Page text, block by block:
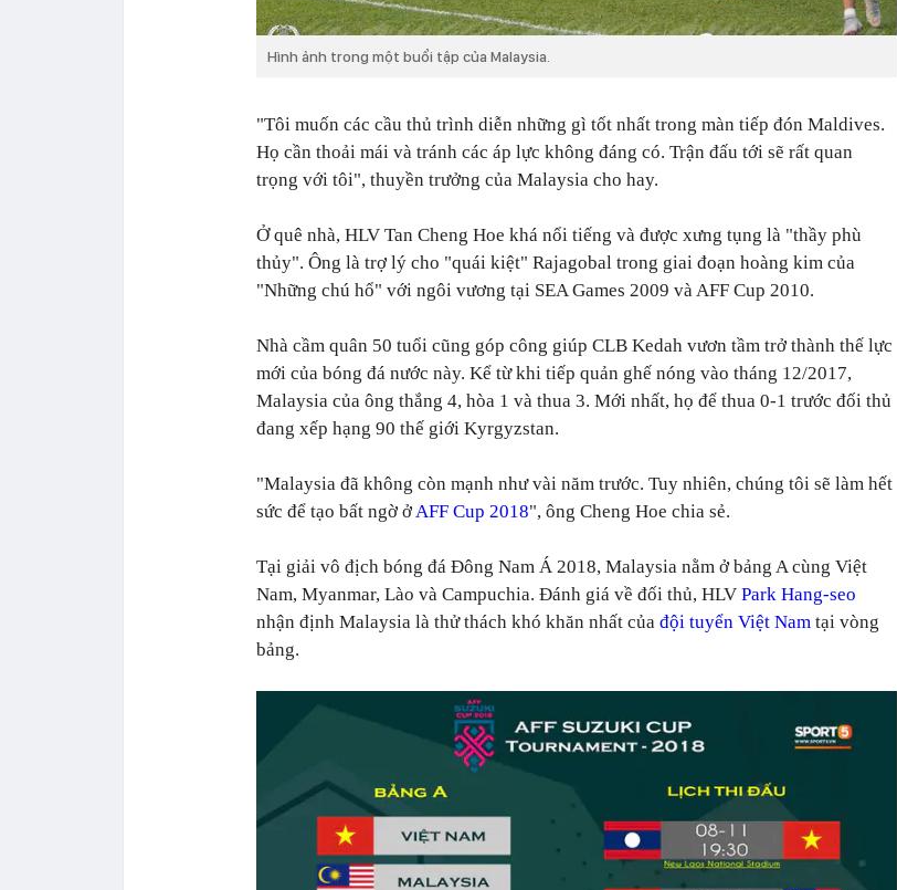
Hình ảnh trong một buổi tập của Malaysia.
"Tôi muốn các cầu thủ trình diễn những gì tốt nhất trong màn tiếp đón Maldives.
Họ cần thoải mái và tránh các áp lực không đáng có. Trận đấu tới sẽ rất quan
trọng với tôi", thuyền trưởng của Malaysia cho hay.
Ở quê nhà, HLV Tan Cheng Hoe khá nổi tiếng và được xưng tụng là "thầy phù
thủy". Ông là trợ lý cho "quái kiệt" Rajagobal trong giai đoạn hoàng kim của
"Những chú hổ" với ngôi vương tại SEA Games 2009 và AFF Cup 2010.
Nhà cầm quân 50 tuổi cũng góp công giúp CLB Kedah vươn tầm trở thành thế lực
mới của bóng đá nước này. Kể từ khi tiếp quản ghế nóng vào tháng 12/2017,
Malaysia của ông thắng 4, hòa 1 và thua 3. Mới nhất, họ để thua 0-1 trước đối thủ
đang xếp hạng 90 thế giới Kyrgyzstan.
"Malaysia đã không còn mạnh như vài năm trước. Tuy nhiên, chúng tôi sẽ làm hết
sức để tạo bất ngờ ởAFF Cup 2018", ông Cheng Hoe chia sẻ.
Tại giải vô địch bóng đá Đông Nam Á 2018, Malaysia nằm ở bảng A cùng Việt
Nam, Myanmar, Lào và Campuchia. Đánh giá về đối thủ, HLV Park Hang-seo
nhận định Malaysia là thử thách khó khăn nhất của đội tuyển Việt Nam tại vòng
bảng.